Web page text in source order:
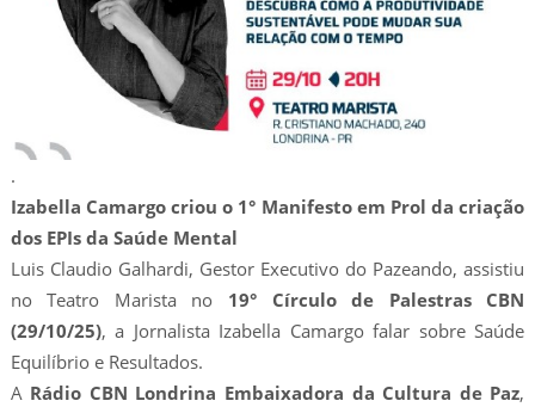
.
Izabella Camargo criou o 1° Manifesto em Prol da criação
dos EPIs da Saúde Mental
Luis Claudio Galhardi, Gestor Executivo do Pazeando, assistiu
no Teatro Marista no 19° Círculo de Palestras CBN
(29/10/25), a Jornalista Izabella Camargo falar sobre Saúde
Equilíbrio e Resultados.
A Rádio CBN Londrina Embaixadora da Cultura de Paz,